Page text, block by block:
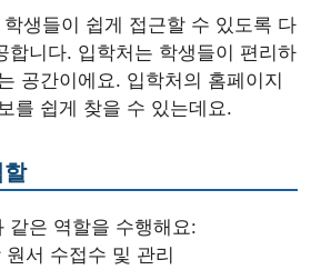
생들이 쉽게 접근할 수 있도록 다
합니다. 입학처는 학생들이 편리하
공간이에요. 입학처의 홈페이지
를 쉽게 찾을 수 있는데요.
같은 역할을 수행해요:
서 수접수 및 관리